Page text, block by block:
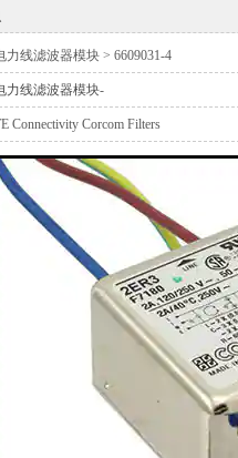
力线滤波器模块 > 6609031-4
力线滤波器模块-
Connectivity Corcom Filters